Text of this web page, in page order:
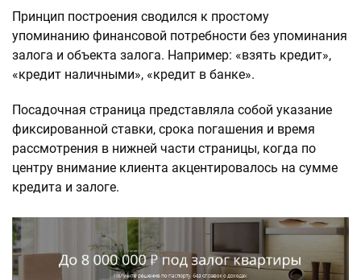
Принцип построения сводился к простому
упоминанию финансовой потребности без упоминания
залога и объекта залога. Например: «взять кредит»,
«кредит наличными», «кредит в банке».
Посадочная страница представляла собой указание
фиксированной ставки, срока погашения и время
рассмотрения в нижней части страницы, когда по
центру внимание клиента акцентировалось на сумме
кредита и залоге.